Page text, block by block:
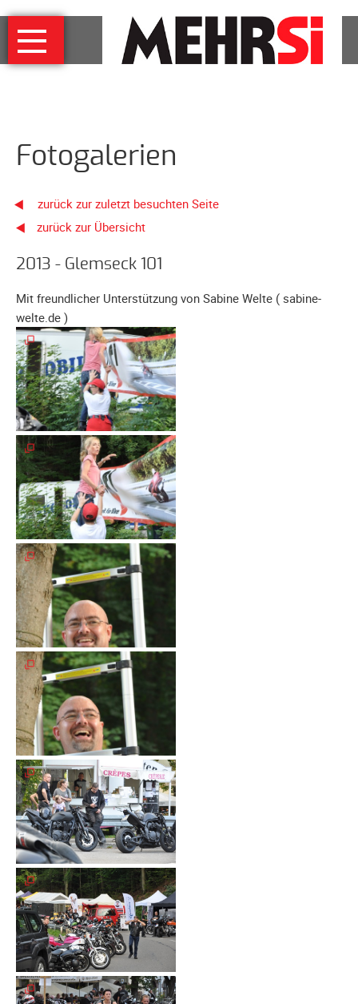
Navigation
überspringen
MEHRSi
Wer
Interview
Prominente
MEHRSi
Unterstützen
Spendenkonto
Förderer
werden
Fördererdaten
ändern
Gewerbliche
Förderer
Flyer
+
Infokarte
Achte
auf
Motorradfahrer
Merchandise
Aktionen
Info/Presse
Unterfahrschutz
Unterfahrschutz
-
Erfolge
Unterfahrschutz
-
Technik
Unterfahrschutz
Kompatibilität
Unterfahrschutz
-
mit
Fotogalerien
zurück zur zuletzt besuchten Seite
zurück zur Übersicht
2013 - Glemseck 101
Mit freundlicher Unterstützung von Sabine Welte ( sabine-
welte.de )